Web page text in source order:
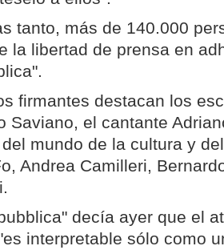
tanto, más de 140.000
la libertad de prensa en
firmantes destacan los
Saviano, el cantante
mundo de la cultura y
Andrea Camilleri,
decía ayer que el
interpretable sólo como